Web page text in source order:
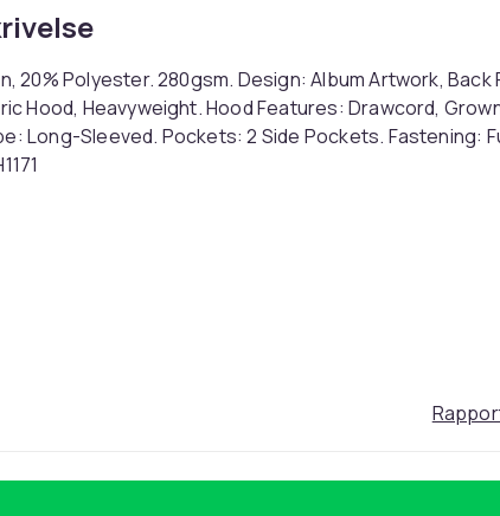
20% Polyester. 280gsm. Design: Album Artwork, Back
Hood, Heavyweight. Hood Features: Drawcord,
Long-Sleeved. Pockets: 2 Side Pockets. Fastening: